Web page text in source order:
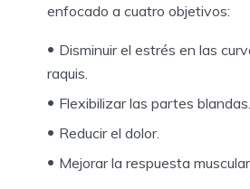
enfocado a cuatro objetivos:
Disminuir el estrés en las
raquis.
Flexibilizar las partes blandas.
Reducir el dolor.
Mejorar la respuesta muscular.